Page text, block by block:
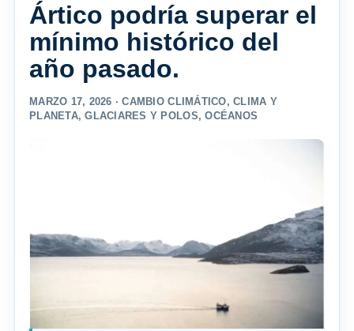
Ártico podría superar el
mínimo histórico del
año pasado.
MARZO 17, 2026 ·CAMBIO CLIMÁTICO,CLIMA Y
PLANETA,GLACIARES Y POLOS,OCÉANOS